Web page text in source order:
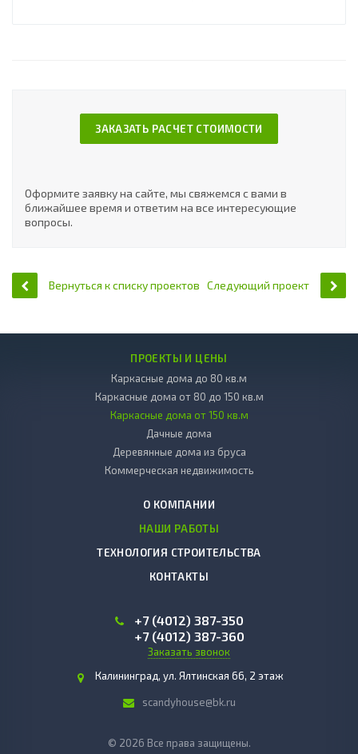
ЗАКАЗАТЬ РАСЧЕТ СТОИМОСТИ
Оформите заявку на сайте, мы свяжемся с вами в
ближайшее время и ответим на все интересующие
вопросы.
Вернуться к списку проектов Следующий проект
ПРОЕКТЫ И ЦЕНЫ
Каркасные дома до 80 кв.м
Каркасные дома от 80 до 150 кв.м
Каркасные дома от 150 кв.м
Дачные дома
Деревянные дома из бруса
Коммерческая недвижимость
О КОМПАНИИ
НАШИ РАБОТЫ
ТЕХНОЛОГИЯ СТРОИТЕЛЬСТВА
КОНТАКТЫ
+7 (4012) 387-350
+7 (4012) 387-360
Заказать звонок
Калининград, ул. Ялтинская 66, 2 этаж
scandyhouse@bk.ru
© 2026 Все права защищены.